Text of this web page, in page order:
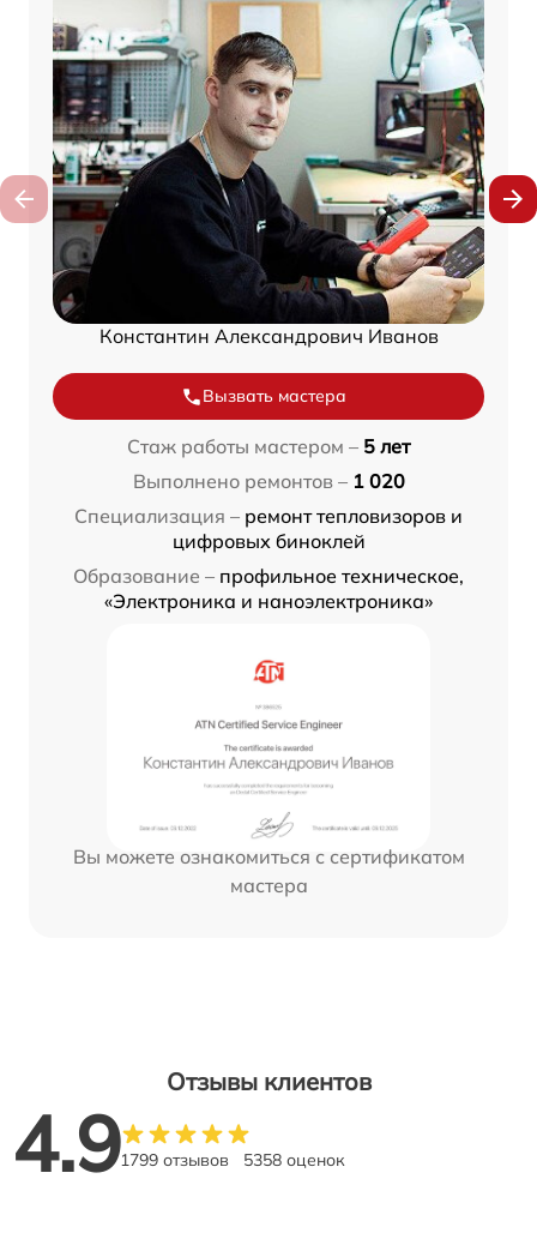
Константин Александрович Иванов
Вызвать мастера
Стаж работы мастером – 5 лет
Выполнено ремонтов – 1 020
Специализация – ремонт тепловизоров и
цифровых биноклей
Образование – профильное техническое,
«Электроника и наноэлектроника»
Вы можете ознакомиться с сертификатом
мастера
Отзывы клиентов
4.91799 отзывов 5358 оценок